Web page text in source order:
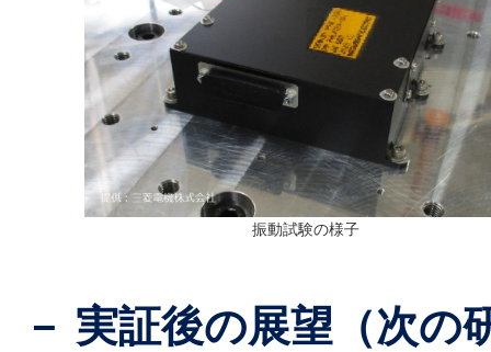
振動試験の様子
－ 実証後の展望（次の